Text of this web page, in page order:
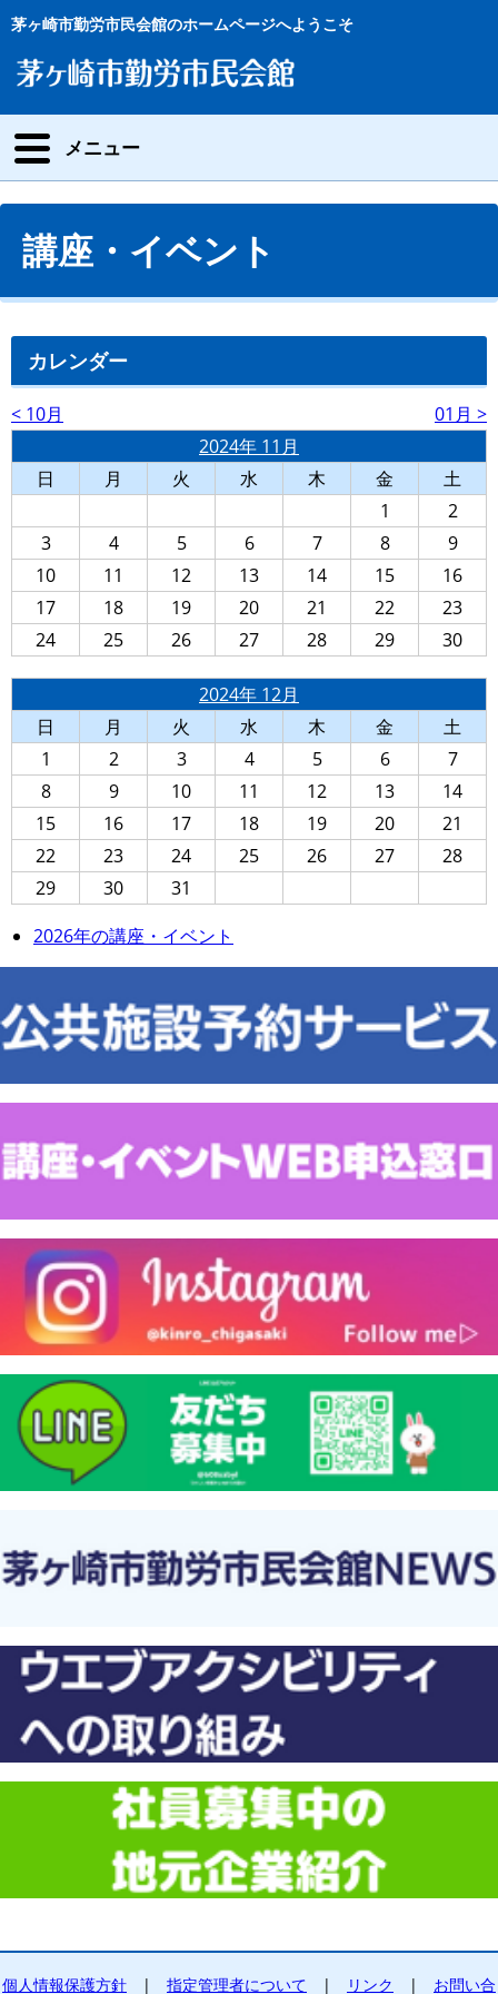
茅ヶ崎市勤労市民会館のホームページへようこそ
メニュー
講座・イベント
カレンダー
< 10月
01月 >
2024年 11月
日
月 火 水 木 金
土
1
2
3
4 5 6 7 8
9
10
11 12 13 14 15
16
17
18 19 20 21 22
23
24
25 26 27 28 29 30
2024年 12月
日
月 火 水 木 金
土
1
2 3 4 5 6
7
8
9 10 11 12 13
14
15
16 17 18 19 20
21
22
23 24 25 26 27
28
29
30
31
2026年の講座・イベント
個人情報保護方針 | 指定管理者について | リンク | お問い合